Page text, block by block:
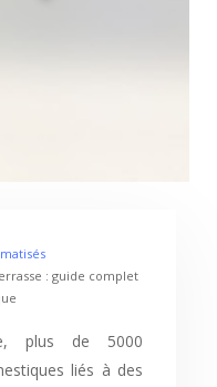
: guide complet
liés à des